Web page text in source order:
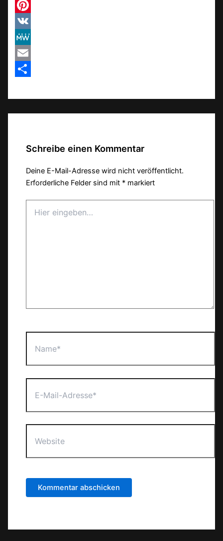
Threads
Pinterest
VK
MeWe
Email
Schreibe einen Kommentar
Deine E-Mail-Adresse wird nicht veröffentlicht.
Erforderliche Felder sind mit * markiert
eingeben…
Mail-